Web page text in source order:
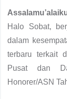
Halo Sobat,
dalam
terbaru terkait
Pusat dan
Honorer/ASN